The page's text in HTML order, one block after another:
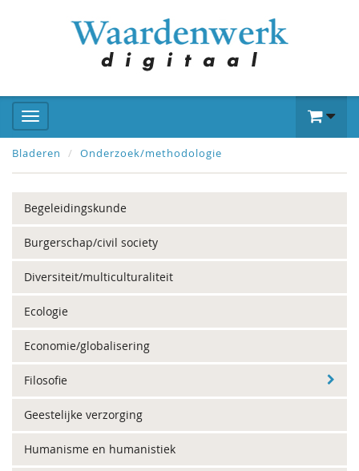
Bladeren Onderzoek/methodologie
Begeleidingskunde
Burgerschap/civil society
Diversiteit/multiculturaliteit
Ecologie
Economie/globalisering
Filosofie
Geestelijke verzorging
Humanisme en humanistiek